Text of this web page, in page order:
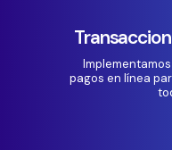
pagos en línea